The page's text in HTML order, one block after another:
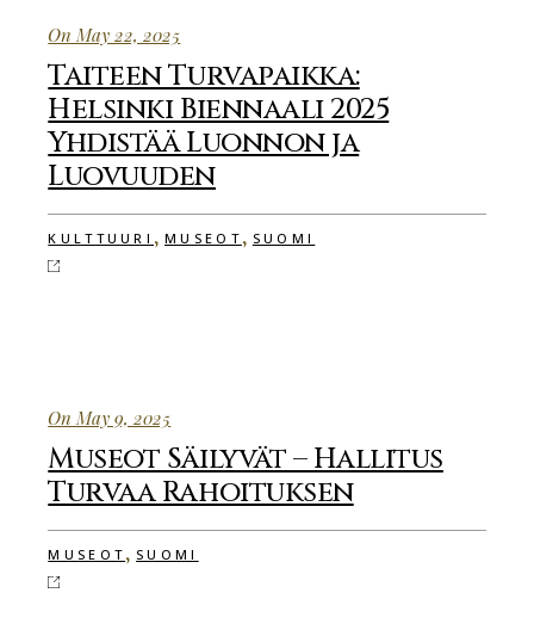
On May 22, 2025
Taiteen Turvapaikka:
Helsinki Biennaali 2025
Yhdistää Luonnon ja
Luovuuden
KULTTUURI ,MUSEOT , SUOMI
On May 9, 2025
Museot Säilyvät – Hallitus
Turvaa Rahoituksen
MUSEOT , SUOMI